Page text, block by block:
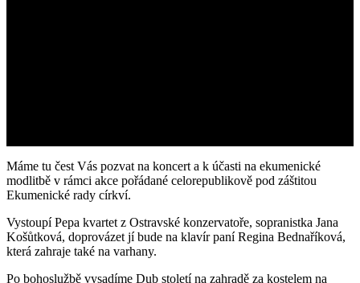
Máme tu čest Vás pozvat na koncert a k účasti na ekumenické
modlitbě v rámci akce pořádané celorepublikově pod záštitou
Ekumenické rady církví.
Vystoupí Pepa kvartet z Ostravské konzervatoře, sopranistka Jana
Košůtková, doprovázet jíbude na klavír paníRegina Bednaříková,
která zahraje také na varhany.
Po bohoslužbě vysadíme Dub století na zahradě za kostelem na